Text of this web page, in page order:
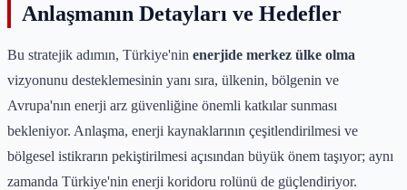
Anlaşmanın Detayları ve Hedefler
Bu stratejik adımın, Türkiye'nin enerjide merkez ülke olma
vizyonunu desteklemesinin yanı sıra, ülkenin, bölgenin ve
Avrupa'nın enerji arz güvenliğine önemli katkılar sunması
bekleniyor. Anlaşma, enerji kaynaklarının çeşitlendirilmesi ve
bölgesel istikrarın pekiştirilmesi açısından büyük önem taşıyor; aynı
zamanda Türkiye'nin enerji koridoru rolünü de güçlendiriyor.